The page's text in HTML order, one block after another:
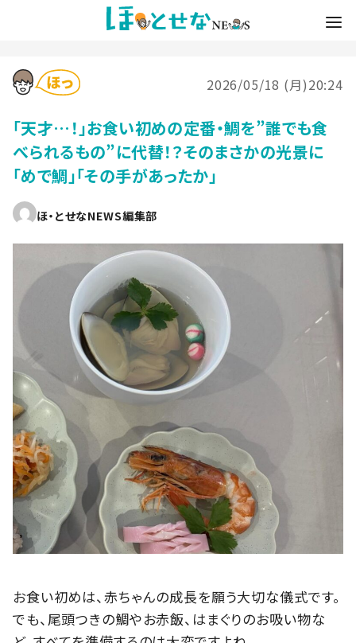
2026/05/18 (月)20:24
「天才…！」お食い初めの定番・鯛を”誰でも食
べられるもの”に代替！？そのまさかの光景に
「めで鯛」「その手があったか」
ほ・とせなNEWS編集部
お食い初めは、赤ちゃんの成長を願う大切な儀式です。
でも、尾頭つきの鯛やお赤飯、はまぐりのお吸い物な